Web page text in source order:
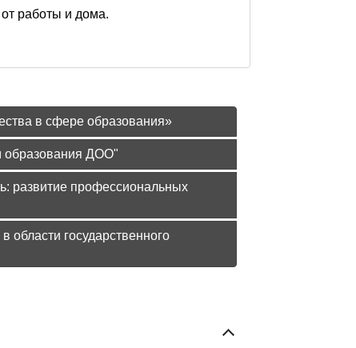
работы и дома.
в сфере образования»
образования ДОО"
развитие профессиональных
области государственного